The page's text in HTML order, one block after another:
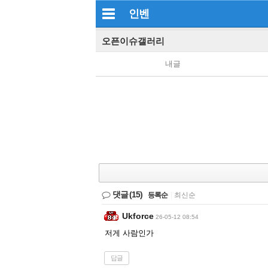
인벤
오픈이슈갤러리
내글
댓글(15) 등록순 최신순
Ukforce 26-05-12 08:54
저게 사람인가
답글